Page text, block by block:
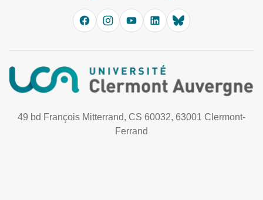
49 bd François Mitterrand, CS 60032, 63001 Clermont-
Ferrand